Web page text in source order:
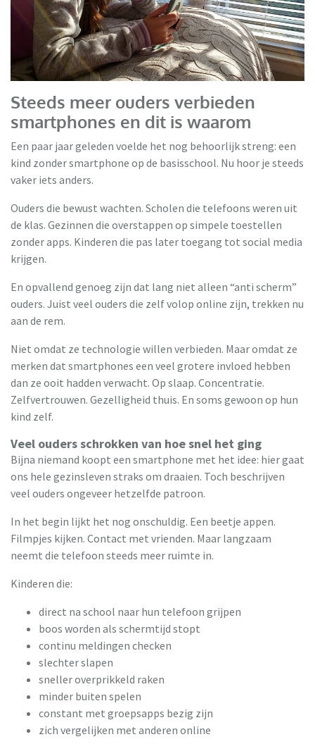
Steeds meer ouders verbieden
smartphones en dit is waarom
Een paar jaar geleden voelde het nog behoorlijk streng: een
kind zonder smartphone op de basisschool. Nu hoor je steeds
vaker iets anders.
Ouders die bewust wachten. Scholen die telefoons weren uit
de klas. Gezinnen die overstappen op simpele toestellen
zonder apps. Kinderen die pas later toegang tot social media
krijgen.
En opvallend genoeg zijn dat lang niet alleen “anti scherm”
ouders. Juist veel ouders die zelf volop online zijn, trekken nu
aan de rem.
Niet omdat ze technologie willen verbieden. Maar omdat ze
merken dat smartphones een veel grotere invloed hebben
dan ze ooit hadden verwacht. Op slaap. Concentratie.
Zelfvertrouwen. Gezelligheid thuis. En soms gewoon op hun
kind zelf.
Veel ouders schrokken van hoe snel het ging
Bijna niemand koopt een smartphone met het idee: hier gaat
ons hele gezinsleven straks om draaien. Toch beschrijven
veel ouders ongeveer hetzelfde patroon.
In het begin lijkt het nog onschuldig. Een beetje appen.
Filmpjes kijken. Contact met vrienden. Maar langzaam
neemt die telefoon steeds meer ruimte in.
Kinderen die:
direct na school naar hun telefoon grijpen
boos worden als schermtijd stopt
continu meldingen checken
slechter slapen
sneller overprikkeld raken
minder buiten spelen
constant met groepsapps bezig zijn
zich vergelijken met anderen online